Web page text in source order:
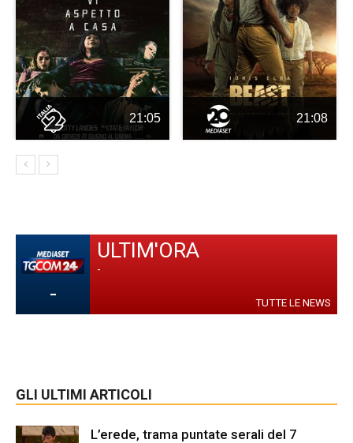
21:05 21:08
-
ULTIM'ORA
-
TUTTE LE NEWS
GLI ULTIMI ARTICOLI
L’erede, trama puntate serali del 7